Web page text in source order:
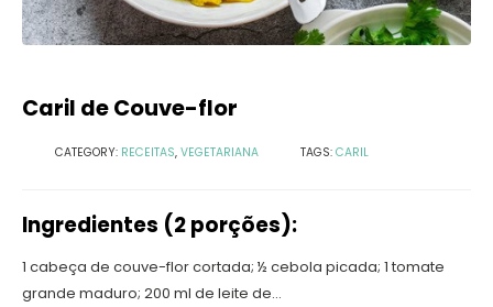
Caril de Couve-flor
CATEGORY: RECEITAS, VEGETARIANA TAGS: CARIL
Ingredientes (2 porções):
1 cabeça de couve-flor cortada; ½ cebola picada; 1 tomate
grande maduro; 200 ml de leite de...